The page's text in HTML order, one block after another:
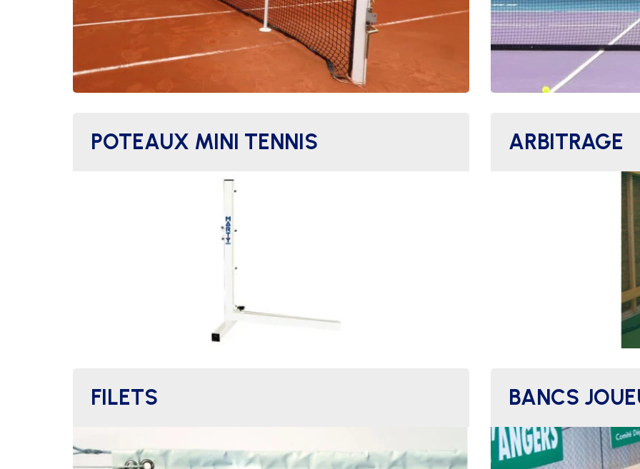
POTEAUX MINI TENNIS ARBITRAGE
FILETS BANCS